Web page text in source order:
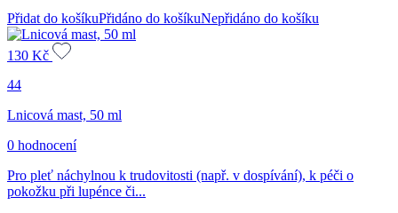
Přidat do košíkuPřidáno do košíkuNepřidáno do košíku
130 Kč
44
Lnicová mast, 50 ml
0 hodnocení
Pro pleť náchylnou k trudovitosti (např. v dospívání), k péči o
pokožku při lupénce či...